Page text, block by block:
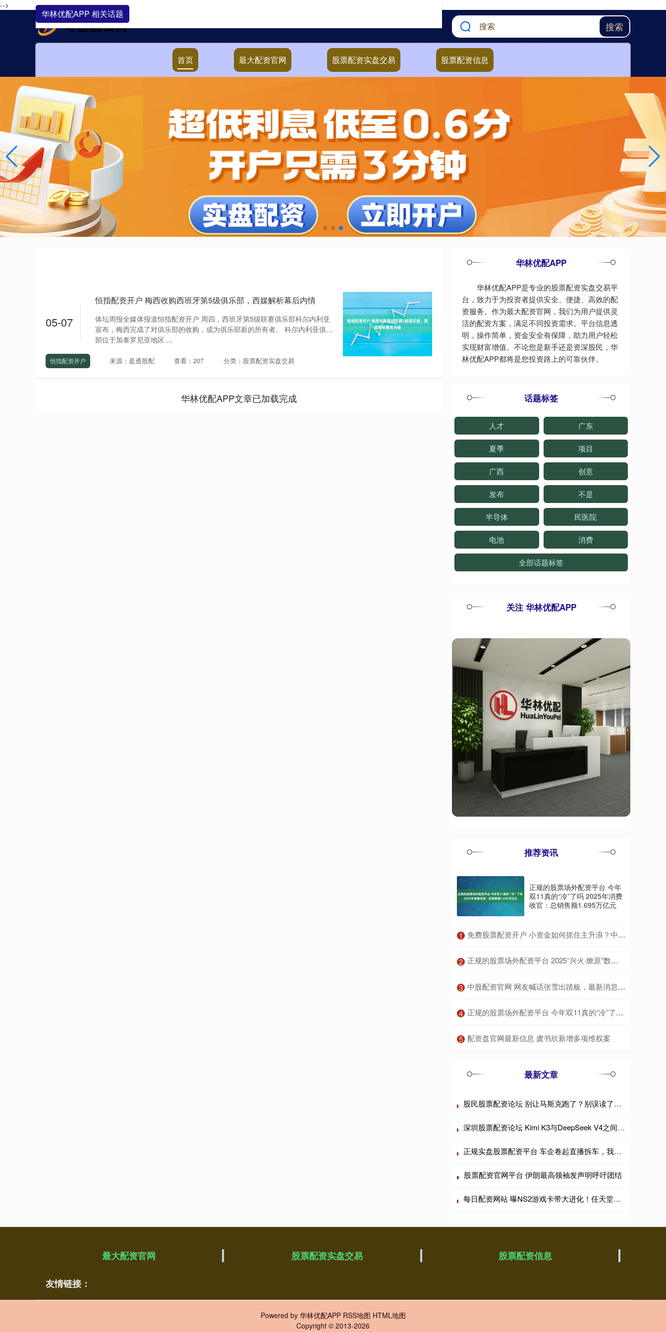
-->
搜索
首页 最大配资官网 股票配资实盘交易 股票配资信息
华林优配APP 相关话题
05-07
恒指配资开户 梅西收购西班牙第5级俱乐部，西媒解析幕后内情
体坛周报全媒体报道恒指配资开户 周四，西班牙第5级联赛俱乐部科尔内利亚
宣布，梅西完成了对俱乐部的收购，成为俱乐部新的所有者。 科尔内利亚俱乐
部位于加泰罗尼亚地区....
恒指配资开户 来源：盈透股配 查看：207 分类：股票配资实盘交易
华林优配APP文章已加载完成
华林优配APP
华林优配APP是专业的股票配资实盘交易平
台，致力于为投资者提供安全、便捷、高效的配
资服务。作为最大配资官网，我们为用户提供灵
活的配资方案，满足不同投资需求。平台信息透
明，操作简单，资金安全有保障，助力用户轻松
实现财富增值。不论您是新手还是资深股民，华
林优配APP都将是您投资路上的可靠伙伴。
话题标签
人才 广东
夏季 项目
广西 创意
发布 不是
半导体 民医院
电池 消费
全部话题标签
关注 华林优配APP
推荐资讯
正规的股票场外配资平台 今年
双11真的“冷”了吗 2025年消费
收官：总销售额1.695万亿元
1 ​免费股票配资开户 小资金如何抓住主升浪？中字头K线战法助你实现翻倍盈利梦
2 ​正规的股票场外配资平台 2025“兴火·燎原”数字金融创新马拉松公开赛南部赛区宣讲会将于广州启航
3 ​中股配资官网 网友喊话张雪出踏板，最新消息已“开模”，同样是功能车！
4 ​正规的股票场外配资平台 今年双11真的“冷”了吗 2025年消费收官：总销售额1.695万亿元
5 ​配资盘官网最新信息 虞书欣新增多项维权案
最新文章
股民股票配资论坛 别让马斯克跑了？别误读了马斯克的命门
深圳股票配资论坛 Kimi K3与DeepSeek V4之间，隔着原生多模态的时间差
正规实盘股票配资平台 车企卷起直播拆车，我们消费者看热闹也要看门道
股票配资官网平台 伊朗最高领袖发声明呼吁团结
每日配资网站 曝NS2游戏卡带大进化！任天堂相信实体价值
最大配资官网 股票配资实盘交易 股票配资信息
友情链接：
Powered by 华林优配APP RSS地图 HTML地图
Copyright © 2013-2026